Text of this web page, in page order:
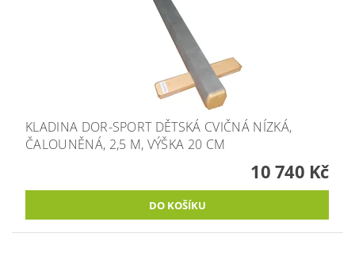
KLADINA DOR-SPORT DĚTSKÁ CVIČNÁ NÍZKÁ,
ČALOUNĚNÁ, 2,5 M, VÝŠKA 20 CM
10 740 Kč